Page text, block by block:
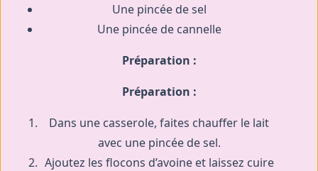
Une pincée de sel
Une pincée de cannelle
Préparation :
Préparation :
Dans une casserole, faites chauffer le lait
avec une pincée de sel.
Ajoutez les flocons d’avoine et laissez cuire